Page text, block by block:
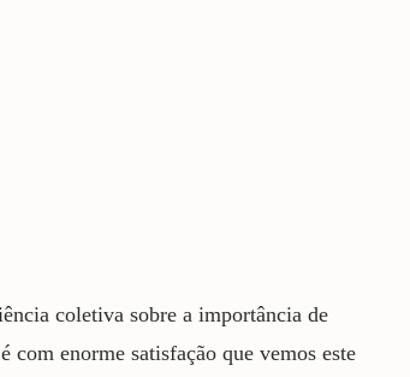
coletiva sobre a importância de
com enorme satisfação que vemos este